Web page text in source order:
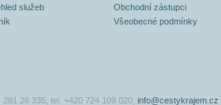
služeb
Obchodní zástupci
Všeobecné podmínky
26 335, tel. +420 724 109 020, info@cestykrajem.cz